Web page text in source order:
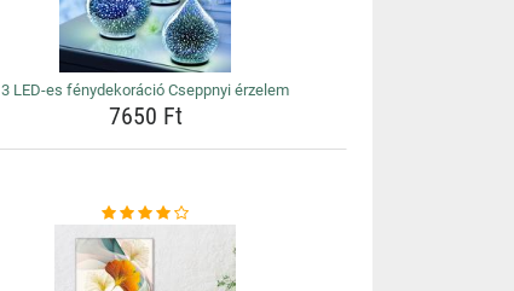
3 LED-es fénydekoráció Cseppnyi érzelem
7650 Ft